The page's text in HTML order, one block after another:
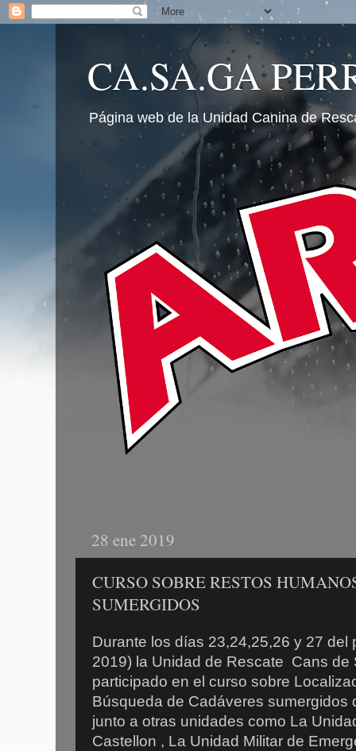
CA.SA.GA
Página web de la Unidad Canina de
28 ene 2019
CURSO SOBRE RESTOS
SUMERGIDOS
Durante los días 23,24,25,26 y 27 del
2019) la Unidad de Rescate Cans de
participado en el curso sobre
Búsqueda de Cadáveres sumergidos
junto a otras unidades como La
Castellon , La Unidad Militar de